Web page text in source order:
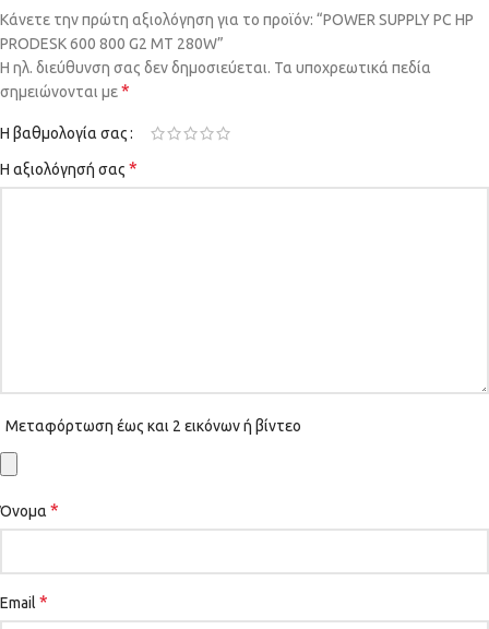
Κάνετε την πρώτη αξιολόγηση για το προϊόν: “POWER SUPPLY PC HP
PRODESK 600 800 G2 MT 280W”
Η ηλ. διεύθυνση σας δεν δημοσιεύεται. Τα υποχρεωτικά πεδία
σημειώνονται με*
Η βαθμολογία σας
Η αξιολόγησή σας *
Μεταφόρτωση έως και 2 εικόνων ή βίντεο
Όνομα *
Email *